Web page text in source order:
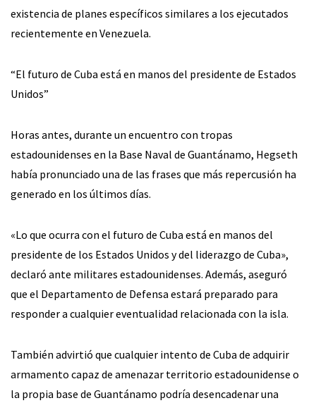
existencia de planes específicos similares a los ejecutados
recientemente en Venezuela.
“El futuro de Cuba está en manos del presidente de Estados
Unidos”
Horas antes, durante un encuentro con tropas
estadounidenses en la Base Naval de Guantánamo, Hegseth
había pronunciado una de las frases que más repercusión ha
generado en los últimos días.
«Lo que ocurra con el futuro de Cuba está en manos del
presidente de los Estados Unidos y del liderazgo de Cuba»,
declaró ante militares estadounidenses. Además, aseguró
que el Departamento de Defensa estará preparado para
responder a cualquier eventualidad relacionada con la isla.
También advirtió que cualquier intento de Cuba de adquirir
armamento capaz de amenazar territorio estadounidense o
la propia base de Guantánamo podría desencadenar una